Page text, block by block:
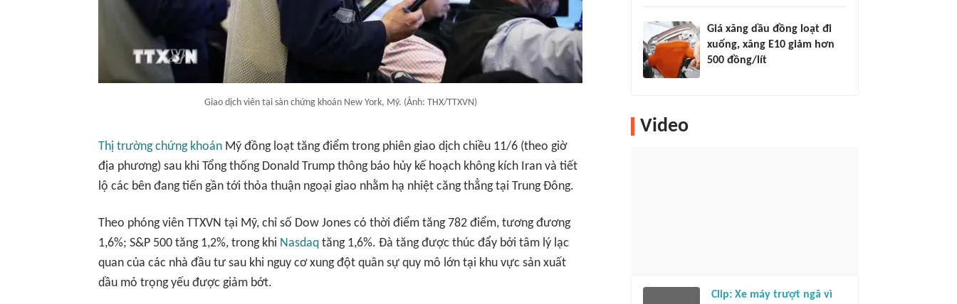
Giao dịch viên tại sàn chứng khoán New York, Mỹ. (Ảnh: THX/TTXVN)
Thị trường chứng khoán Mỹ đồng loạt tăng điểm trong phiên giao dịch chiều 11/6 (theo giờ
địa phương) sau khi Tổng thống Donald Trump thông báo hủy kế hoạch không kích Iran và tiết
lộ các bên đang tiến gần tới thỏa thuận ngoại giao nhằm hạ nhiệt căng thẳng tại Trung Đông.
Theo phóng viên TTXVN tại Mỹ, chỉ số Dow Jones có thời điểm tăng 782 điểm, tương đương
1,6%; S&P 500 tăng 1,2%, trong khi Nasdaq tăng 1,6%. Đà tăng được thúc đẩy bởi tâm lý lạc
quan của các nhà đầu tư sau khi nguy cơ xung đột quân sự quy mô lớn tại khu vực sản xuất
dầu mỏ trọng yếu được giảm bớt.
Giá xăng dầu đồng loạt đi
xuống, xăng E10 giảm hơn
500 đồng/lít
Video
Clip: Xe máy trượt ngã vì